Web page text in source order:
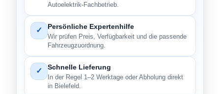
Autoelektrik-Fachbetrieb.
✓ Persönliche Expertenhilfe
Wir prüfen Preis, Verfügbarkeit und die passende
Fahrzeugzuordnung.
✓ Schnelle Lieferung
In der Regel 1–2 Werktage oder Abholung direkt
in Bielefeld.